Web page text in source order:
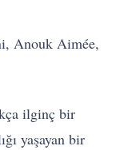
Anouk Aimée,
ilginç bir
yaşayan bir